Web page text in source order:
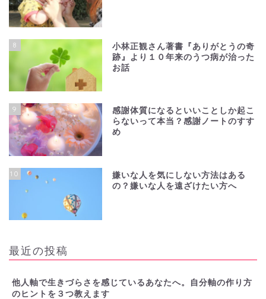
8
小林正観さん著書『ありがとうの奇
跡』より１０年来のうつ病が治った
お話
9
感謝体質になるといいことしか起こ
らないって本当？感謝ノートのすす
め
10
嫌いな人を気にしない方法はある
の？嫌いな人を遠ざけたい方へ
最近の投稿
他人軸で生きづらさを感じているあなたへ。自分軸の作り方
のヒントを３つ教えます